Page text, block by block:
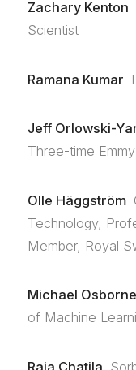
Zachary Kenton
Scientist
Ramana Kumar
Jeff Orlowski-
Three-time
Olle Häggström
Technology,
Member, Royal
Michael Osborne
of Machine
Raja Chatila